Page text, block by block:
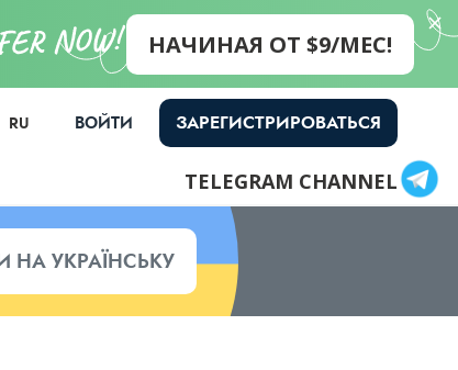
НАЧИНАЯ ОТ $9/МЕС!
RU ВОЙТИ ЗАРЕГИСТРИРОВАТЬСЯ
TELEGRAM CHANNEL
НА УКРАЇНСЬКУ